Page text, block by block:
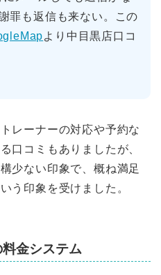
罪も返信も来ない。この
より中目黒店口コ
レーナーの対応や予約な
口コミもありましたが、
少ない印象で、概ね満足
う印象を受けました。
金システム